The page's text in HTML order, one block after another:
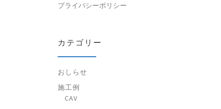
プライバシーポリシー
カテゴリー
おしらせ
施工例
CAV